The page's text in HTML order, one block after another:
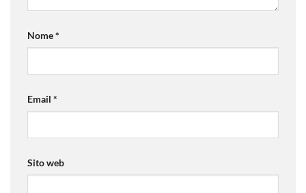
Nome*
Email *
Sito web